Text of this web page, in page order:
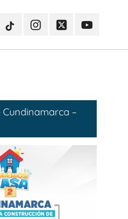
TikTokInstagramTwitterYoutube
–